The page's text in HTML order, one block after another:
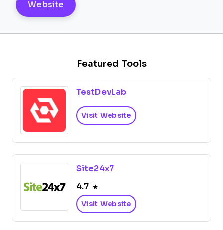
Website
Featured Tools
TestDevLab
Visit Website
Site24x7
4.7
Visit Website